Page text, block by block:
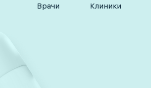
Врачи Клиники